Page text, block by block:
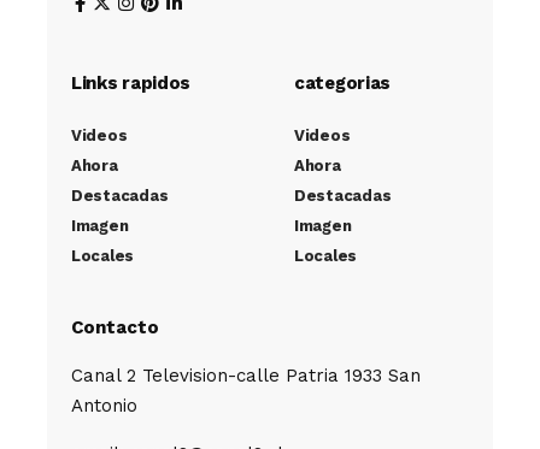
Links rapidos
Videos
Ahora
Destacadas
Imagen
Locales
categorias
Videos
Ahora
Destacadas
Imagen
Locales
Contacto
Canal 2 Television-calle Patria 1933 San
Antonio